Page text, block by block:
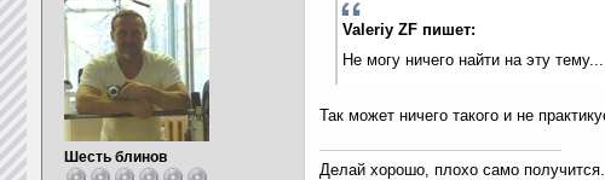
Шесть блинов
Valeriy ZF пишет:
Не могу ничего найти на эту тему...
Так может ничего такого и не
Делай хорошо, плохо само получится.